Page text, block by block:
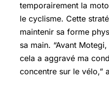
temporairement la
le cyclisme. Cette
maintenir sa forme
sa main. “Avant
cela a aggravé ma
concentre sur le vélo,”